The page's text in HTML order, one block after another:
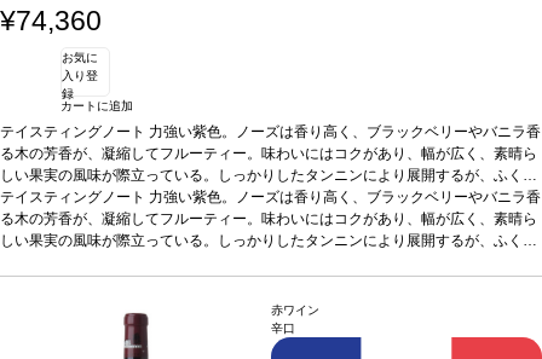
¥74,360
お気に
入り登
録
カートに追加
テイスティングノート 力強い紫色。ノーズは香り高く、ブラックベリーやバニラ香
る木の芳香が、凝縮してフルーティー。味わいにはコクがあり、幅が広く、素晴ら
しい果実の風味が際立っている。しっかりしたタンニンにより展開するが、ふくよ
かでビロードのように滑らかで、風味は豊か。爽やかで、素晴らしく長い余韻を感
じる。芳醇で見事な後味が続く。葡萄品種47.9% メルロー、45.8% カベルネ・ソ
ーヴィニヨン、6.3% カベルネ・フラン
テイスティングノート 力強い紫色。ノーズは香り高く、ブラックベリーやバニラ香
る木の芳香が、凝縮してフルーティー。味わいにはコクがあり、幅が広く、素晴ら
しい果実の風味が際立っている。しっかりしたタンニンにより展開するが、ふくよ
赤ワイン
辛口